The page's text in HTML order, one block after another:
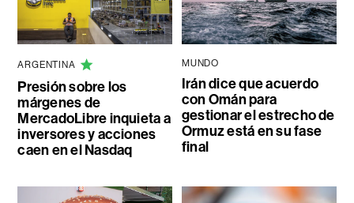
ARGENTINA
Presión sobre los
márgenes de
MercadoLibre inquieta a
inversores y acciones
caen en el Nasdaq
MUNDO
Irán dice que acuerdo
con Omán para
gestionar el estrecho de
Ormuz está en su fase
final